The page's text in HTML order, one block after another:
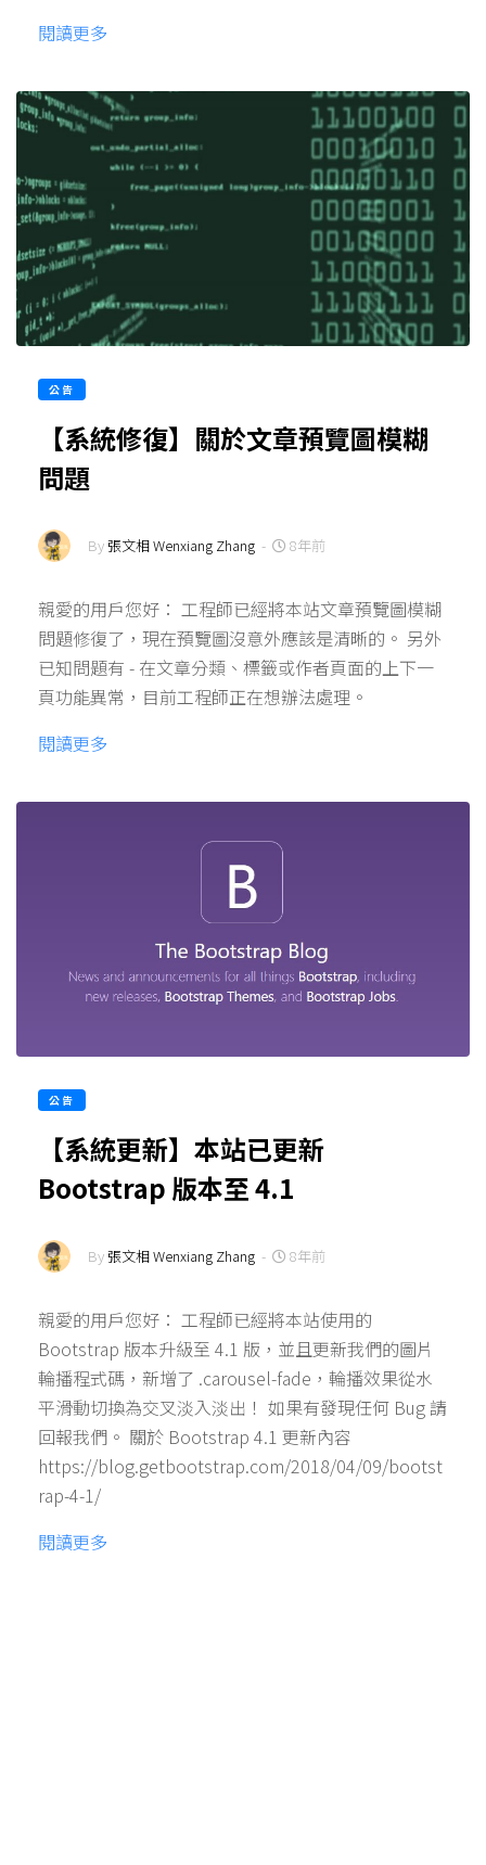
閱讀更多
公告
【系統修復】關於文章預覽圖模糊
問題
By張文相 Wenxiang Zhang - 8年前
親愛的用戶您好： 工程師已經將本站文章預覽圖模糊
問題修復了，現在預覽圖沒意外應該是清晰的。 另外
已知問題有 - 在文章分類、標籤或作者頁面的上下一
頁功能異常，目前工程師正在想辦法處理。
閱讀更多
公告
【系統更新】本站已更新
Bootstrap 版本至 4.1
By張文相 Wenxiang Zhang - 8年前
親愛的用戶您好： 工程師已經將本站使用的
Bootstrap 版本升級至 4.1 版，並且更新我們的圖片
輪播程式碼，新增了 .carousel-fade，輪播效果從水
平滑動切換為交叉淡入淡出！ 如果有發現任何 Bug 請
回報我們。 關於 Bootstrap 4.1 更新內容
https://blog.getbootstrap.com/2018/04/09/bootst
rap-4-1/
閱讀更多